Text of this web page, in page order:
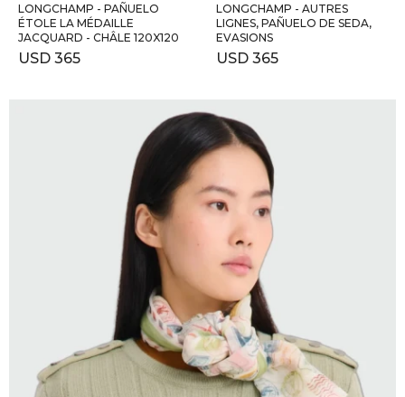
LONGCHAMP - PAÑUELO
ÉTOLE LA MÉDAILLE
JACQUARD - CHÂLE 120X120
USD 365
LONGCHAMP - AUTRES
LIGNES, PAÑUELO DE SEDA,
EVASIONS
USD 365